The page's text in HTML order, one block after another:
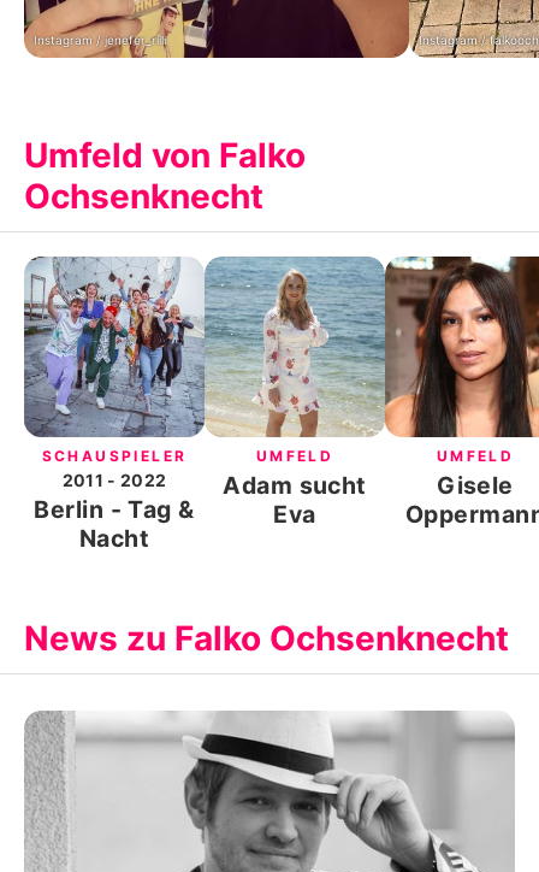
Instagram / jenefer_riili Instagram /
Umfeld von Falko
Ochsenknecht
SCHAUSPIELER
2011 - 2022
Berlin - Tag &
Nacht
UMFELD
Adam sucht
Eva
UMFELD
Gisele
News zu Falko Ochsenknecht